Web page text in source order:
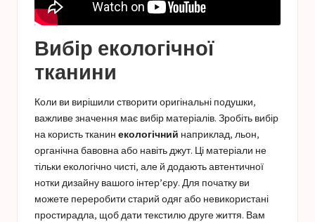
Вибір екологічної
тканини
Коли ви вирішили створити оригінальні подушки,
важливе значення має вибір матеріалів. Зробіть вибір
на користь тканин екологічний наприклад, льон,
органічна бавовна або навіть джут. Ці матеріали не
тільки екологічно чисті, але й додають автентичної
нотки дизайну вашого інтер’єру. Для початку ви
можете переробити старий одяг або невикористані
простирадла, щоб дати текстилю друге життя. Вам